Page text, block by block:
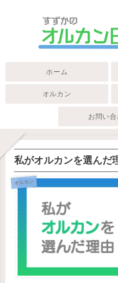
ホーム
オルカン
お問い
私がオルカンを選んだ
オルカン